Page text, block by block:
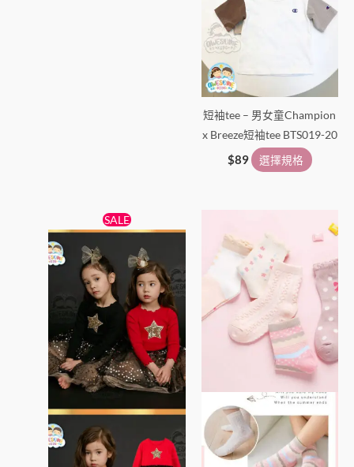
短袖tee – 男女童Champion
x Breeze短袖tee BTS019-20
$89 選擇規格
選
擇
項
SALE
始
價
格：
$138。
目
前
格：
$89。
有
多
種
款
式。
可
在
產
品
頁
產
有
多
種
款
式。
可
在
產
品
頁